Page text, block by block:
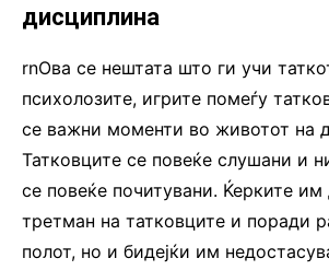
дисциплина
rnОва се нештата што ги учи
психолозите, игрите помеѓу
се важни моменти во животот на
Татковците се повеќе слушани и
се повеќе почитувани. Ќерките им
третман на татковците и поради
полот, но и бидејќи им